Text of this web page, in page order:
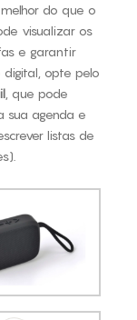
melhor do que o
visualizar os
e garantir
opte pelo
, que pode
sua agenda e
listas de